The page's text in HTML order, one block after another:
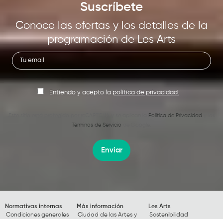
Suscríbete
Conoce las ofertas y los detalles de la
programación de Les Arts
Entiendo y acepto la política de privacidad.
Política de Privacidad
Términos de Servicio
Enviar
Normativas internas
Condiciones generales
Más información
Ciudad de las Artes y
Les Arts
Sostenibilidad